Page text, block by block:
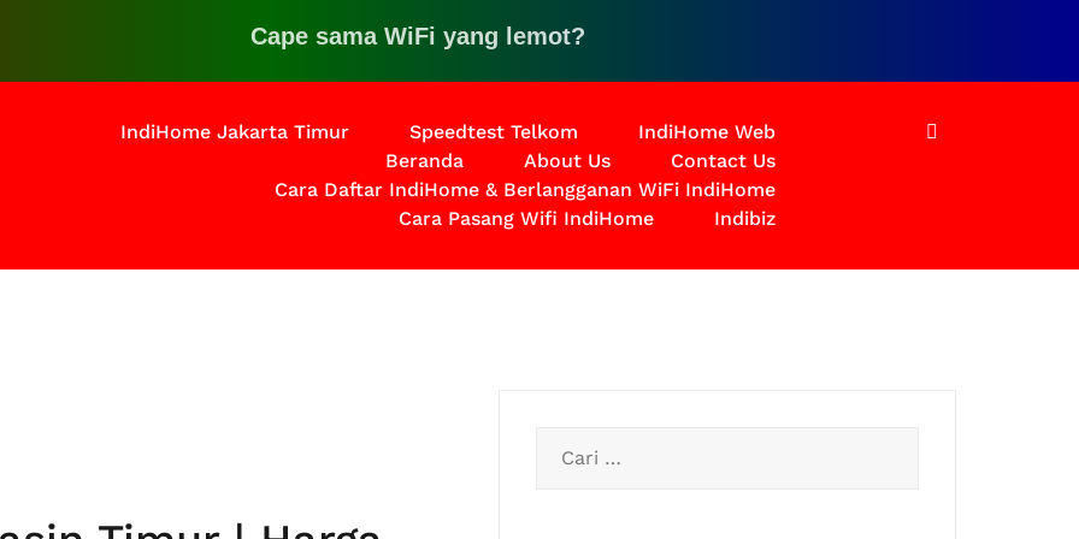
Cape sama WiFi yang lemot? Klik disini untuk solusinya
IndiHome Jakarta Timur Speedtest Telkom
IndiHome Web
Beranda
About Us
Contact Us
Cara Daftar IndiHome & Berlangganan WiFi IndiHome
Cara Pasang Wifi IndiHome
Indibiz
untuk: